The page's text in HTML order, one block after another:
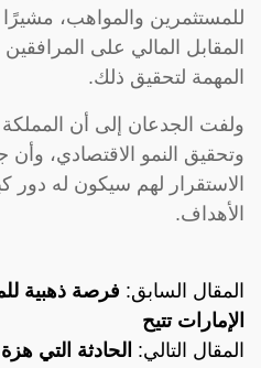
للمستثمرين والمواهب،
المقابل المالي على
المهمة لتحقيق ذلك.
ولفت الجدعان إلى أن المملكة
وتحقيق النمو الاقتصادي،
الاستقرار لهم سيكون له دور
الأهداف.
المقال السابق: فرصة ذهبية
الإمارات تتيح
المقال التالي: